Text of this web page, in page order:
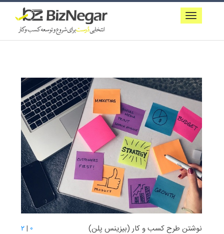
نوشتن طرح کسب و کار (بیزینس پلن) 2| 0